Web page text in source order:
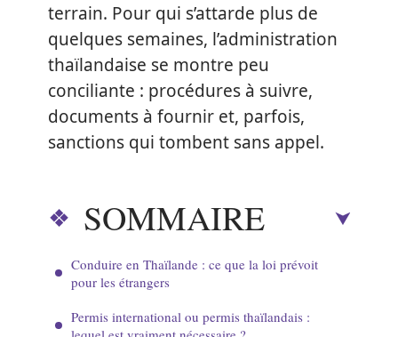
terrain. Pour qui s’attarde plus de
quelques semaines, l’administration
thaïlandaise se montre peu
conciliante : procédures à suivre,
documents à fournir et, parfois,
sanctions qui tombent sans appel.
SOMMAIRE
Conduire en Thaïlande : ce que la loi prévoit
pour les étrangers
Permis international ou permis thaïlandais :